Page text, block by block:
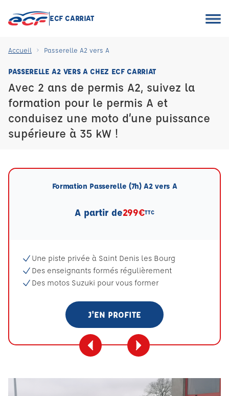
ECF CARRIAT
Accueil Passerelle A2 vers A
PASSERELLE A2 VERS A CHEZ ECF CARRIAT
Avec 2 ans de permis A2, suivez la
formation pour le permis A et
conduisez une moto d’une puissance
supérieure à 35 kW !
Formation Passerelle (7h) A2 vers A
A partir de299€TTC
Une piste privée à Saint Denis les Bourg
Des enseignants formés régulièrement
Des motos Suzuki pour vous former
J'EN PROFITE